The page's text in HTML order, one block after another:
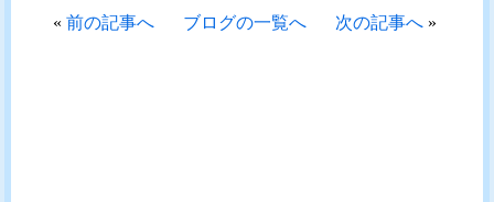
«前の記事へ ブログの一覧へ 次の記事へ»